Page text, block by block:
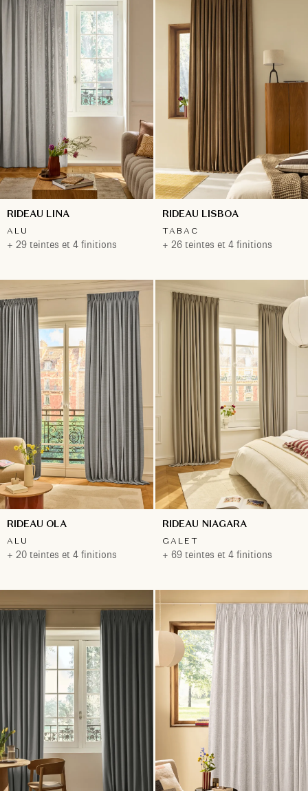
RIDEAU LINA
ALU
+ 29 teintes et 4 finitions
RIDEAU LISBOA
TABAC
+ 26 teintes et 4 finitions
RIDEAU OLA
ALU
+ 20 teintes et 4 finitions
RIDEAU NIAGARA
GALET
+ 69 teintes et 4 finitions